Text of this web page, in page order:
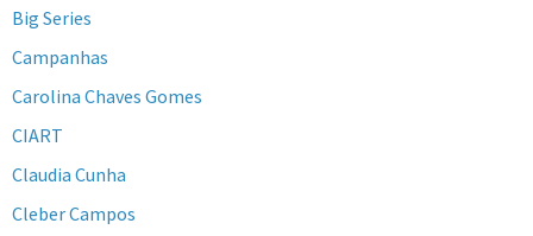
Big Series
Campanhas
Carolina Chaves Gomes
CIART
Claudia Cunha
Cleber Campos